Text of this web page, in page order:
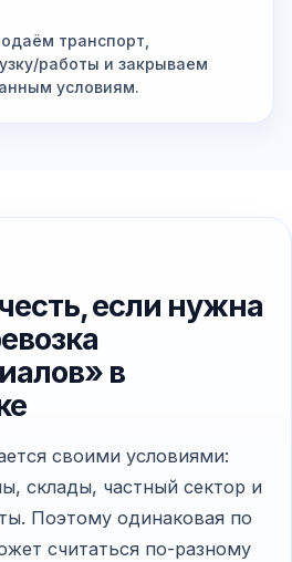
транспорт,
работы и закрываем
условиям.
если нужна
в
своими условиями:
склады, частный сектор и
Поэтому одинаковая по
считаться по-разному